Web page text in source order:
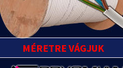
MÉRETRE VÁGJUK